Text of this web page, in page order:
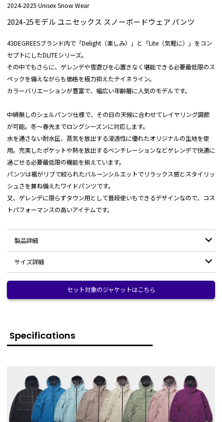
2024-2025 Unisex Snow Wear
2024-25モデル ユニセックス スノーボードウェア パンツ
43DEGREESブランド内で「Delight（楽しみ）」と「Lite（気軽に）」をコン
セプトにしたDLITEシリーズ。
その中でもさらに、ゲレンデや雪遊びを心置きなく堪能できる必要最低限のス
ペックを備えながらも価格を極力抑えたテイネライン。
カラーバリエーションが豊富で、幅広い年齢層に人気のモデルです。
中綿無しのシェルパンツ仕様で、その日の天候に合わせてレイヤリング調節
が可能。冬～春先までロングシーズンに対応します。
水を通さない耐水圧、蒸気を放出する浸透性に優れたオリジナルの生地を使
用。充実したポケットや熱を放出するベンチレーションなどゲレンデで快適に
過ごせる必要最低限の機能を揃えています。
パンツは裾がリブで絞られたバルーンシルエットでリラックス感とスタイリッ
シュさを兼ね備えたワイドパンツです。
又、ゲレンデに限らずタウン用として普段使いもできるデザインなので、コス
トパフォーマンスの高いアイテムです。
製品詳細
10,000mm
モデル：
女性166cm / Mサイズ着用
ウエストベルト：腰回りのサイズは、内蔵式ウエ
ストベルトで調整可能。
ベルトロゴ：ベルトの先端は、DLITEのロゴ入
り。
サイズ詳細
XS S M
ヒップ
膝幅 32.5 33.5 34.5 35.5 36.5
裾口 19 20 21 22 23
セット対象のジャケットはこちら
Specifications